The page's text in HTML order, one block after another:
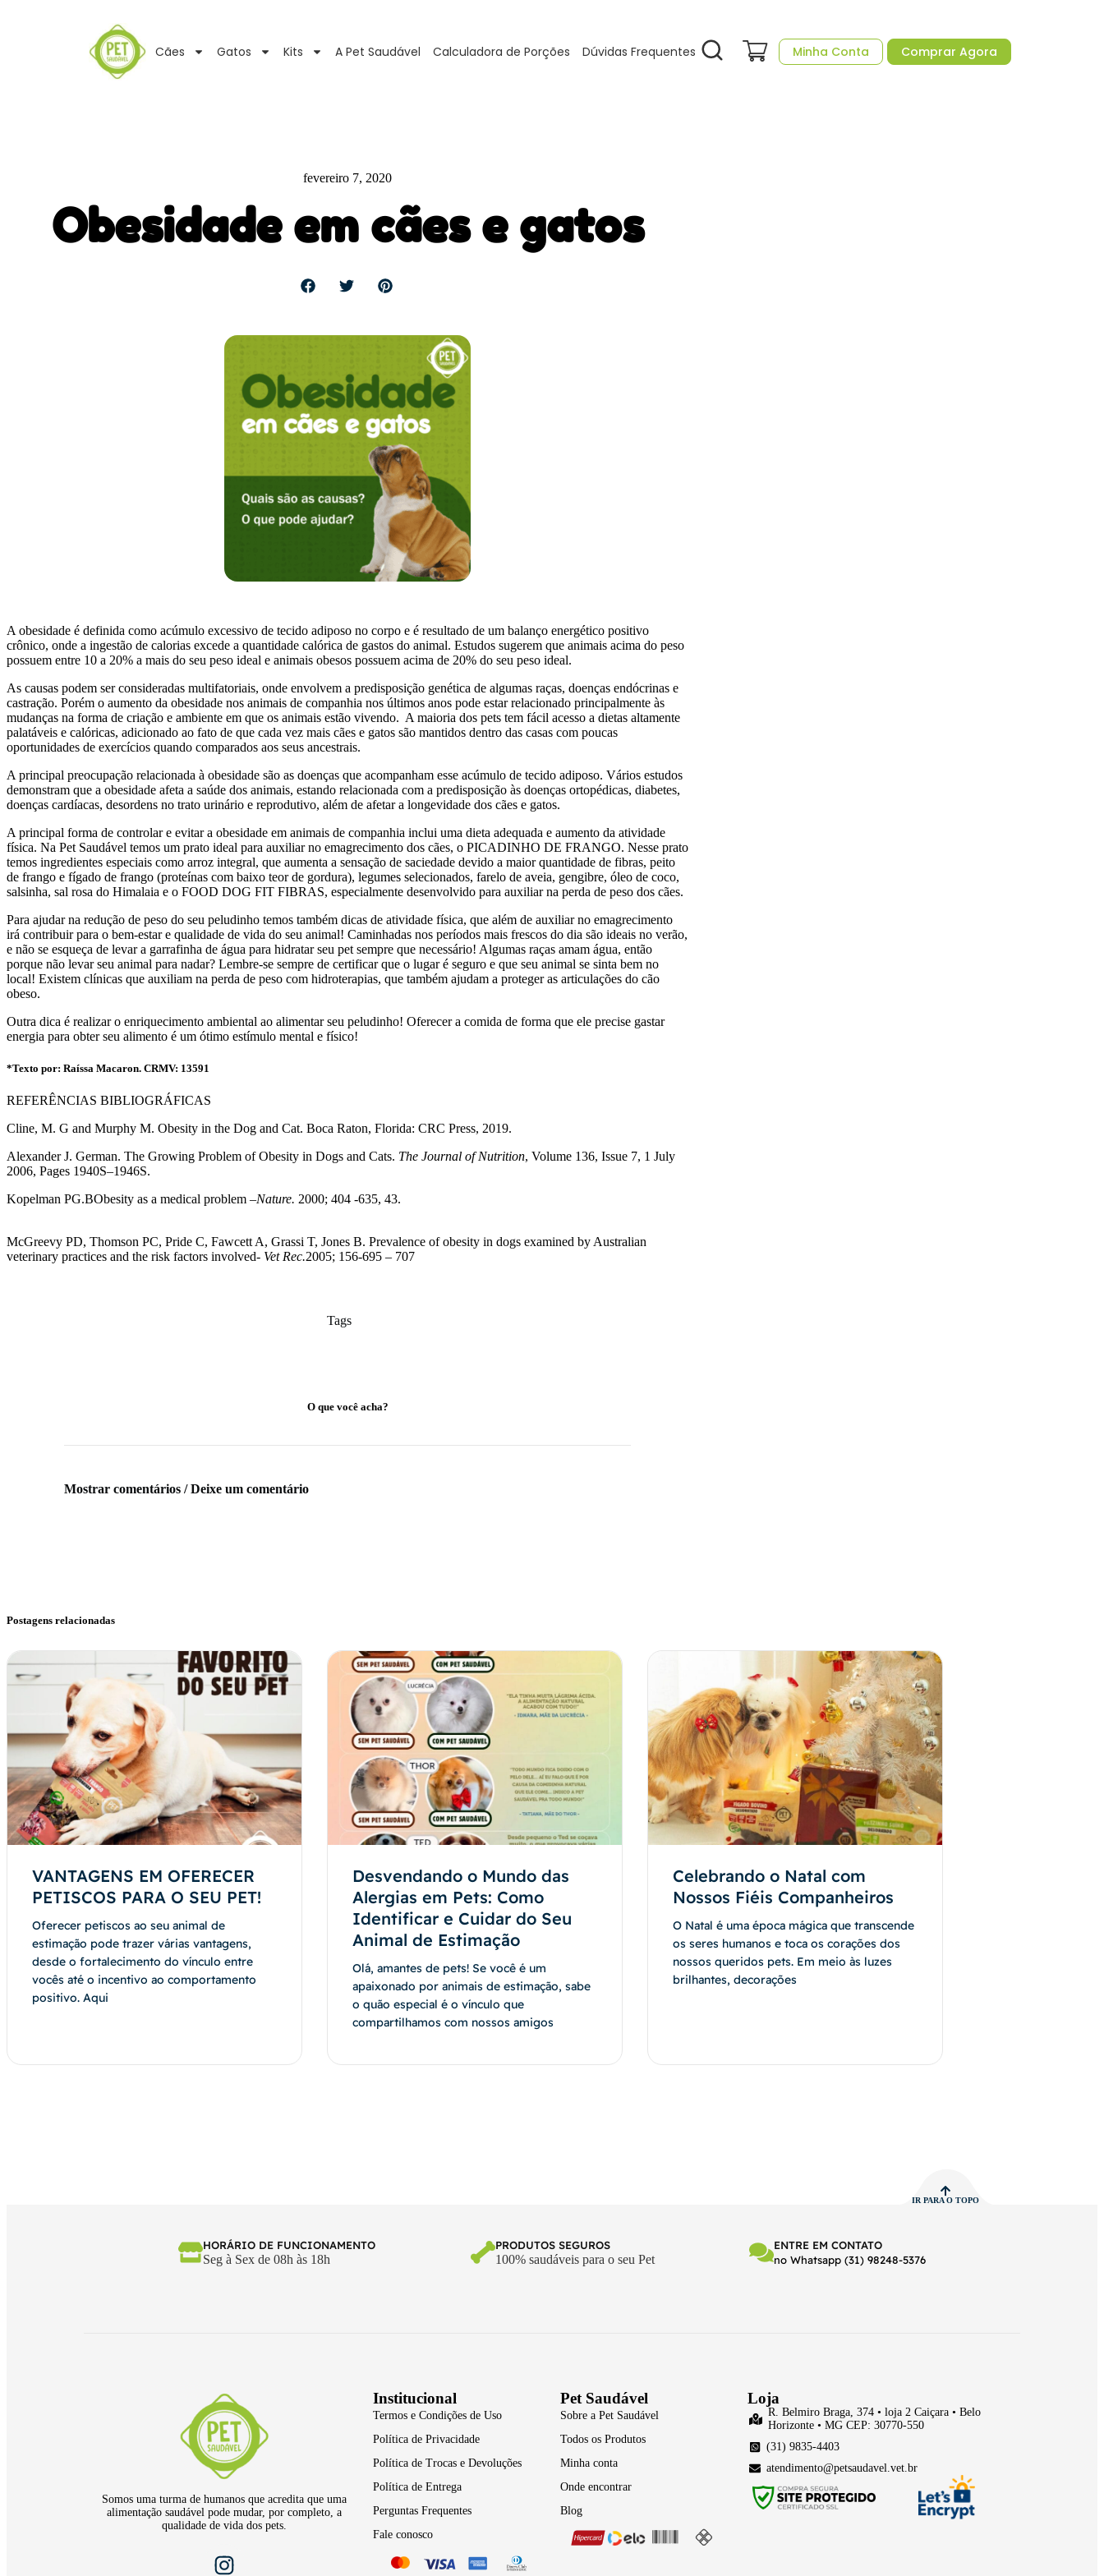
Cães Gatos Kits A Pet Saudável Calculadora de Porções Dúvidas Frequentes Minha Conta Comprar Agora
fevereiro 7, 2020
Obesidade em cães e gatos
A obesidade é definida como acúmulo excessivo de tecido adiposo no corpo e é resultado de um balanço energético positivo
crônico, onde a ingestão de calorias excede a quantidade calórica de gastos do animal. Estudos sugerem que animais acima do peso
possuem entre 10 a 20% a mais do seu peso ideal e animais obesos possuem acima de 20% do seu peso ideal.
As causas podem ser consideradas multifatoriais, onde envolvem a predisposição genética de algumas raças, doenças endócrinas e
castração. Porém o aumento da obesidade nos animais de companhia nos últimos anos pode estar relacionado principalmente às
mudanças na forma de criação e ambiente em que os animais estão vivendo. A maioria dos pets tem fácil acesso a dietas altamente
palatáveis e calóricas, adicionado ao fato de que cada vez mais cães e gatos são mantidos dentro das casas com poucas
oportunidades de exercícios quando comparados aos seus ancestrais.
A principal preocupação relacionada à obesidade são as doenças que acompanham esse acúmulo de tecido adiposo. Vários estudos
demonstram que a obesidade afeta a saúde dos animais, estando relacionada com a predisposição às doenças ortopédicas, diabetes,
doenças cardíacas, desordens no trato urinário e reprodutivo, além de afetar a longevidade dos cães e gatos.
A principal forma de controlar e evitar a obesidade em animais de companhia inclui uma dieta adequada e aumento da atividade
física. Na Pet Saudável temos um prato ideal para auxiliar no emagrecimento dos cães, o PICADINHO DE FRANGO. Nesse prato
temos ingredientes especiais como arroz integral, que aumenta a sensação de saciedade devido a maior quantidade de fibras, peito
de frango e fígado de frango (proteínas com baixo teor de gordura), legumes selecionados, farelo de aveia, gengibre, óleo de coco,
salsinha, sal rosa do Himalaia e o FOOD DOG FIT FIBRAS, especialmente desenvolvido para auxiliar na perda de peso dos cães.
Para ajudar na redução de peso do seu peludinho temos também dicas de atividade física, que além de auxiliar no emagrecimento
irá contribuir para o bem-estar e qualidade de vida do seu animal! Caminhadas nos períodos mais frescos do dia são ideais no verão,
e não se esqueça de levar a garrafinha de água para hidratar seu pet sempre que necessário! Algumas raças amam água, então
porque não levar seu animal para nadar? Lembre-se sempre de certificar que o lugar é seguro e que seu animal se sinta bem no
local! Existem clínicas que auxiliam na perda de peso com hidroterapias, que também ajudam a proteger as articulações do cão
obeso.
Outra dica é realizar o enriquecimento ambiental ao alimentar seu peludinho! Oferecer a comida de forma que ele precise gastar
energia para obter seu alimento é um ótimo estímulo mental e físico!
*Texto por: Raíssa Macaron. CRMV: 13591
REFERÊNCIAS BIBLIOGRÁFICAS
Cline, M. G and Murphy M. Obesity in the Dog and Cat. Boca Raton, Florida: CRC Press, 2019.
Alexander J. German. The Growing Problem of Obesity in Dogs and Cats. The Journal of Nutrition, Volume 136, Issue 7, 1 July
2006, Pages 1940S–1946S.
Kopelman PG.BObesity as a medical problem –Nature. 2000; 404 -635, 43.
McGreevy PD, Thomson PC, Pride C, Fawcett A, Grassi T, Jones B. Prevalence of obesity in dogs examined by Australian
veterinary practices and the risk factors involved- Vet Rec.2005; 156-695 – 707
Tags
O que você acha?
Mostrar comentários / Deixe um comentário
Postagens relacionadas
VANTAGENS EM OFERECER
PETISCOS PARA O SEU PET!
Oferecer petiscos ao seu animal de
estimação pode trazer várias vantagens,
desde o fortalecimento do vínculo entre
vocês até o incentivo ao comportamento
positivo. Aqui
Desvendando o Mundo das
Alergias em Pets: Como
Identificar e Cuidar do Seu
Animal de Estimação
Olá, amantes de pets! Se você é um
apaixonado por animais de estimação, sabe
o quão especial é o vínculo que
compartilhamos com nossos amigos
Celebrando o Natal com
Nossos Fiéis Companheiros
O Natal é uma época mágica que transcende
os seres humanos e toca os corações dos
nossos queridos pets. Em meio às luzes
brilhantes, decorações
IR PARA O TOPO
HORÁRIO DE FUNCIONAMENTO
Seg à Sex de 08h às 18h
PRODUTOS SEGUROS
100% saudáveis para o seu Pet
ENTRE EM CONTATO
no Whatsapp (31) 98248-5376
Somos uma turma de humanos que acredita que uma
alimentação saudável pode mudar, por completo, a
qualidade de vida dos pets.
Institucional
Termos e Condições de Uso
Política de Privacidade
Política de Trocas e Devoluções
Política de Entrega
Perguntas Frequentes
Fale conosco
Pet Saudável
Sobre a Pet Saudável
Todos os Produtos
Minha conta
Onde encontrar
Blog
Loja
R. Belmiro Braga, 374 • loja 2 Caiçara • Belo
Horizonte • MG CEP: 30770-550
(31) 9835-4403
atendimento@petsaudavel.vet.br